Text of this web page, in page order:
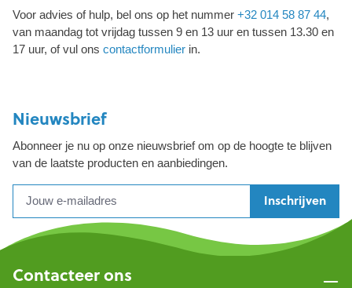
Voor advies of hulp, bel ons op het nummer +32 014 58 87 44,
van maandag tot vrijdag tussen 9 en 13 uur en tussen 13.30 en
17 uur, of vul ons contactformulier in.
Nieuwsbrief
Abonneer je nu op onze nieuwsbrief om op de hoogte te blijven
van de laatste producten en aanbiedingen.
Inschrijven
Contacteer ons